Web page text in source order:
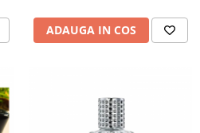
ADAUGA IN COS